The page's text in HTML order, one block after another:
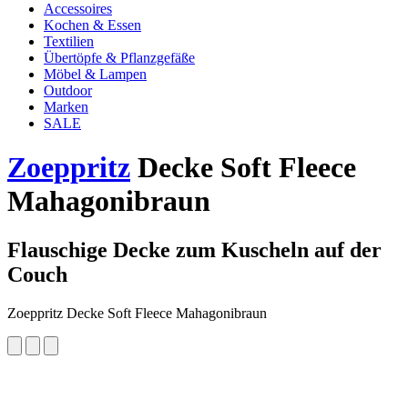
Accessoires
Kochen & Essen
Textilien
Übertöpfe & Pflanzgefäße
Möbel & Lampen
Outdoor
Marken
SALE
Zoeppritz Decke Soft Fleece
Mahagonibraun
Flauschige Decke zum Kuscheln auf der
Couch
Zoeppritz Decke Soft Fleece Mahagonibraun